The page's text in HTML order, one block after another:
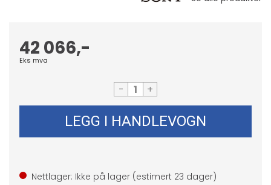
42 066,-
Eks mva
- +
LEGG I HANDLEVOGN
Nettlager: Ikke på lager (estimert 23 dager)